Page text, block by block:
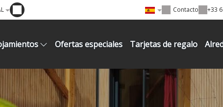
Contacto +33
Ofertas especiales Tarjetas de regalo